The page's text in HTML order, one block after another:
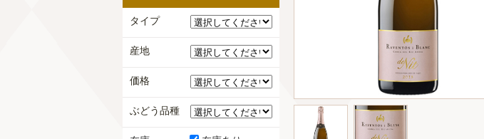
タイプ
産地
価格
ぶどう品種